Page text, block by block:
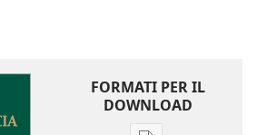
FORMATI PER IL
DOWNLOAD